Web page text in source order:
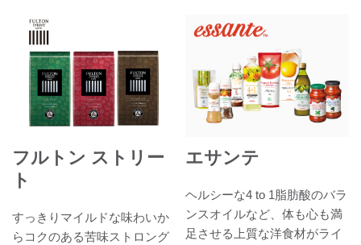
フルトン ストリー
ト
すっきりマイルドな味わいか
らコクのある苦味ストロング
エサンテ
ヘルシーな4 to 1脂肪酸のバラ
ンスオイルなど、体も心も満
足させる上質な洋食材がライ